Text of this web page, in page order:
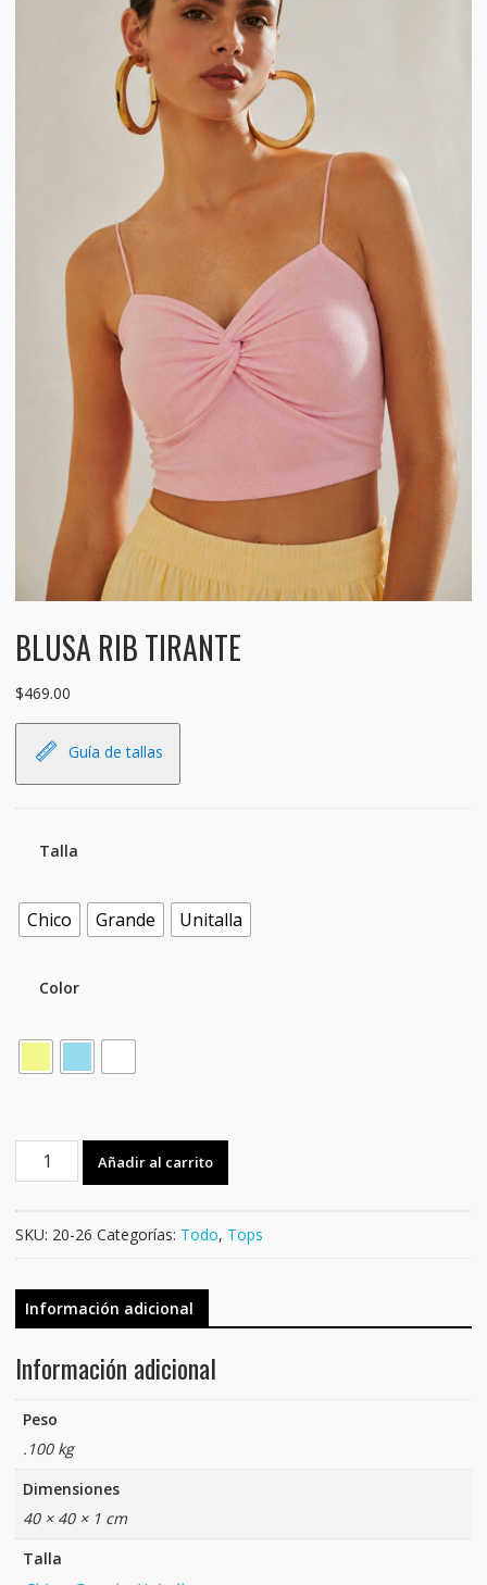
BLUSA RIB TIRANTE
$469.00
Guía de tallas
Talla
Chico Grande Unitalla
Color
BLUSA
Añadir al carrito
SKU: 20-26 Categorías: Todo, Tops
Información adicional
Información adicional
Peso
.100 kg
Dimensiones
40 × 40 × 1 cm
Talla